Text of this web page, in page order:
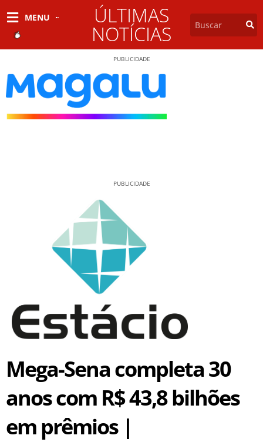
MENU ÚLTIMAS
NOTÍCIAS
PUBLICIDADE
PUBLICIDADE
Mega-Sena completa 30
anos com R$ 43,8 bilhões
em prêmios |